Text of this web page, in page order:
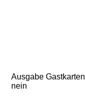
Ausgabe Gastkarten
nein